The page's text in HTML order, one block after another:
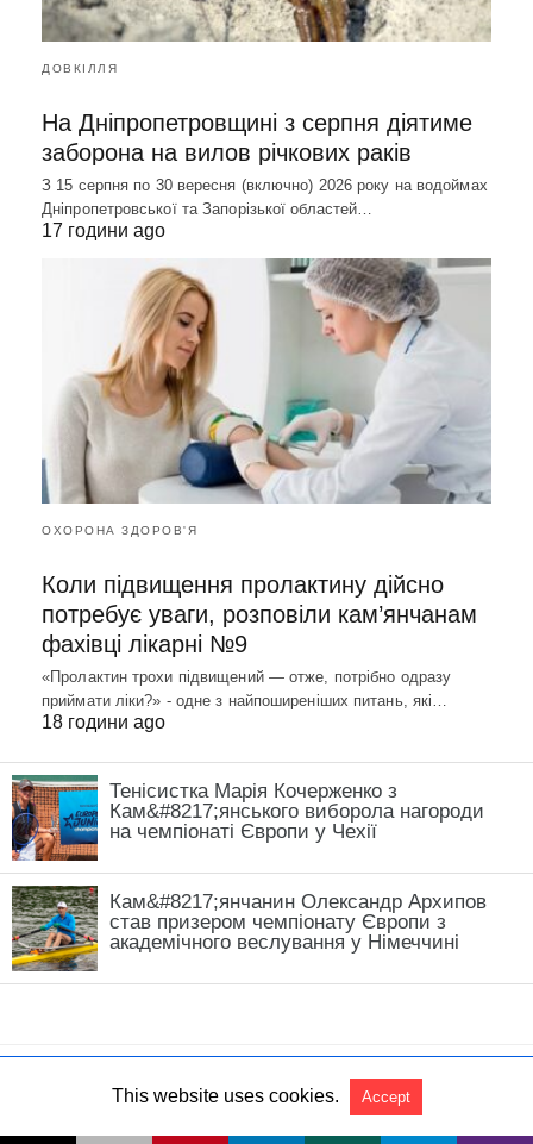
ДОВКІЛЛЯ
На Дніпропетровщині з серпня діятиме
заборона на вилов річкових раків
З 15 серпня по 30 вересня (включно) 2026 року на водоймах
Дніпропетровської та Запорізької областей…
17 години ago
ОХОРОНА ЗДОРОВ'Я
Коли підвищення пролактину дійсно
потребує уваги, розповіли кам’янчанам
фахівці лікарні №9
«Пролактин трохи підвищений — отже, потрібно одразу
приймати ліки?» - одне з найпоширеніших питань, які…
18 години ago
Тенісистка Марія Кочерженко з
Кам&#8217;янського виборола нагороди
на чемпіонаті Європи у Чехії
Кам&#8217;янчанин Олександр Архипов
став призером чемпіонату Європи з
академічного веслування у Німеччині
All Rights Reserved View Non-AMP Version
This website uses cookies. Accept